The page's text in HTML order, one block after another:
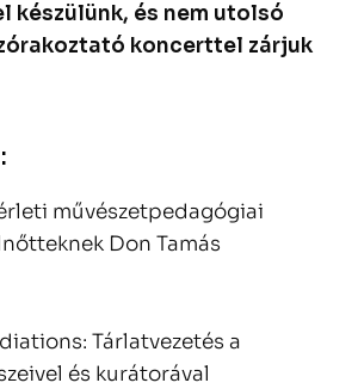
készülünk, és nem utolsó
koncerttel zárjuk
művészetpedagógiai
Don Tamás
Tárlatvezetés a
és kurátorával